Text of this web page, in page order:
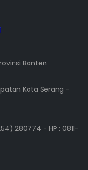
Banten
Kota Serang -
280774 - HP : 0811-